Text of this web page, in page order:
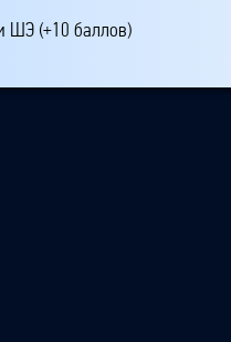
(+10 баллов)